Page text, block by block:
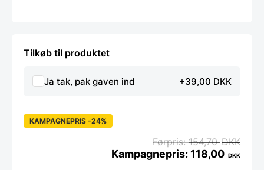
Tilkøb til produktet
Ja tak, pak gaven ind +39,00 DKK
KAMPAGNEPRIS -24%
154,70DKK
118,00 DKK